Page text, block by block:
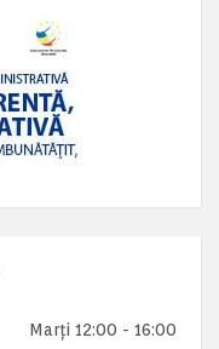
Marți 12:00 - 16:00